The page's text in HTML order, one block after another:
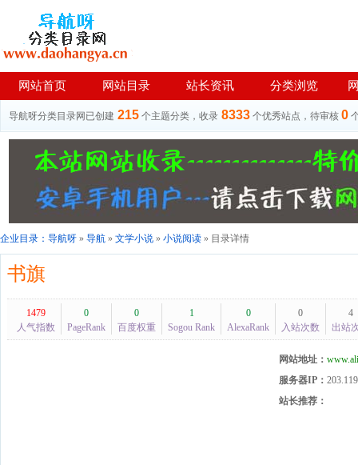
网站首页 网站目录 站长资讯 分类浏览
导航呀分类目录网已创建 215 个主题分类，收录 8333 个优秀站点，待审核 0
企业目录： 导航呀 » 导航 » 文学小说 » 小说阅读 » 目录详情
书旗
1479
人气指数
0
PageRank
0
百度权重
1
Sogou Rank
0
AlexaRank
0
入站次数
4
出站
网站地址：
服务器IP：
站长推荐：